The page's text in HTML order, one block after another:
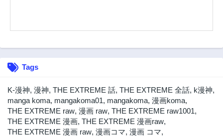
Tags
K-漫神, 漫神, THE EXTREME 話, THE EXTREME 全話, k漫神,
manga koma, mangakoma01, mangakoma, 漫画koma,
THE EXTREME raw, 漫画 raw, THE EXTREME raw1001,
THE EXTREME 漫画, THE EXTREME 漫画raw,
THE EXTREME 漫画 raw, 漫画コマ, 漫画 コマ,